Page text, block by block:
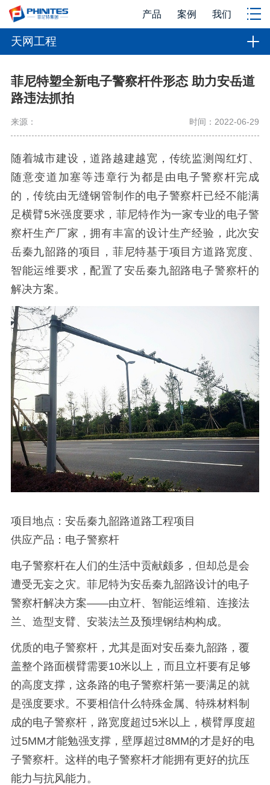
产品 案例 我们
天网工程
菲尼特塑全新电子警察杆件形态 助力安岳道
路违法抓拍
来源： 时间：2022-06-29
随着城市建设，道路越建越宽，传统监测闯红灯、
随意变道加塞等违章行为都是由电子警察杆完成
的，传统由无缝钢管制作的电子警察杆已经不能满
足横臂5米强度要求，菲尼特作为一家专业的电子警
察杆生产厂家，拥有丰富的设计生产经验，此次安
岳秦九韶路的项目，菲尼特基于项目方道路宽度、
智能运维要求，配置了安岳秦九韶路电子警察杆的
解决方案。
项目地点：安岳秦九韶路道路工程项目
供应产品：电子警察杆
电子警察杆在人们的生活中贡献颇多，但却总是会
遭受无妄之灾。菲尼特为安岳秦九韶路设计的电子
警察杆解决方案——由立杆、智能运维箱、连接法
兰、造型支臂、安装法兰及预埋钢结构构成。
优质的电子警察杆，尤其是面对安岳秦九韶路，覆
盖整个路面横臂需要10米以上，而且立杆要有足够
的高度支撑，这条路的电子警察杆第一要满足的就
是强度要求。不要相信什么特殊金属、特殊材料制
成的电子警察杆，路宽度超过5米以上，横臂厚度超
过5MM才能勉强支撑，壁厚超过8MM的才是好的电
子警察杆。这样的电子警察杆才能拥有更好的抗压
能力与抗风能力。